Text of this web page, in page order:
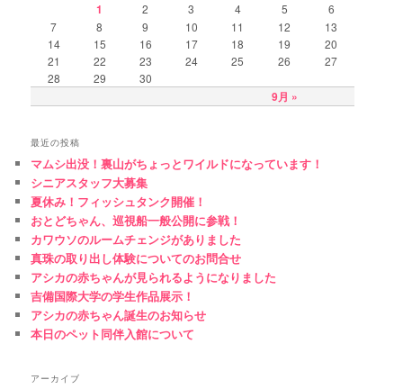
9月 »
1 2 3 4 5
6
7
8 9 10 11 12
13
14
15 16 17 18 19
20
21
22 23 24 25 26
27
28
29 30
最近の投稿
マムシ出没！裏山がちょっとワイルドになっています！
シニアスタッフ大募集
夏休み！フィッシュタンク開催！
おとどちゃん、巡視船一般公開に参戦！
カワウソのルームチェンジがありました
真珠の取り出し体験についてのお問合せ
アシカの赤ちゃんが見られるようになりました
吉備国際大学の学生作品展示！
アシカの赤ちゃん誕生のお知らせ
本日のペット同伴入館について
アーカイブ